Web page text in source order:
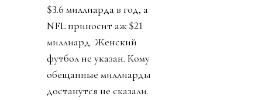
$3.6 миллиарда в год, а
NFL приносит аж $21
миллиард. Женский
футбол не указан. Кому
обещанные миллиарды
достанутся не сказали.